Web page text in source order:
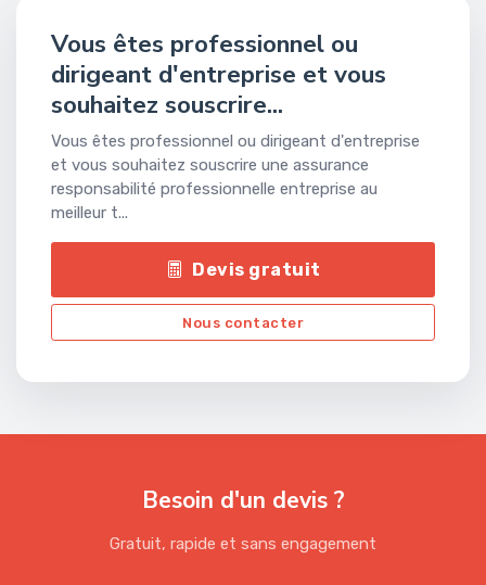
Vous êtes professionnel ou
dirigeant d'entreprise et vous
souhaitez souscrire...
Vous êtes professionnel ou dirigeant d'entreprise
et vous souhaitez souscrire une assurance
responsabilité professionnelle entreprise au
meilleur t...
Devis gratuit
Nous contacter
Besoin d'un devis ?
Gratuit, rapide et sans engagement